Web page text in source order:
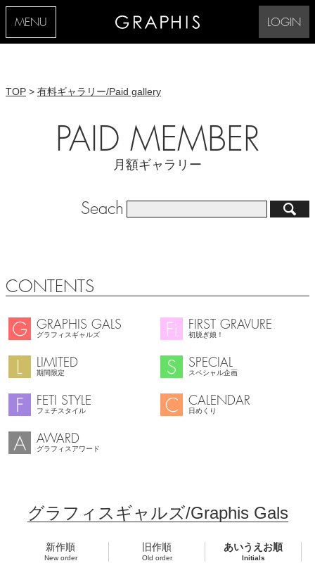
MENU LOGIN
TOP > 有料ギャラリー/Paid gallery
PAID MEMBER
月額ギャラリー
Seach
CONTENTS
GRAPHIS GALS
グラフィスギャルズ
FIRST GRAVURE
初脱ぎ娘！
LIMITED
期間限定
SPECIAL
スペシャル企画
FETI STYLE
フェチスタイル
CALENDAR
日めくり
AWARD
グラフィスアワード
グラフィスギャルズ/Graphis Gals
新作順
New order
旧作順
Old order
あいうえお順
Initials